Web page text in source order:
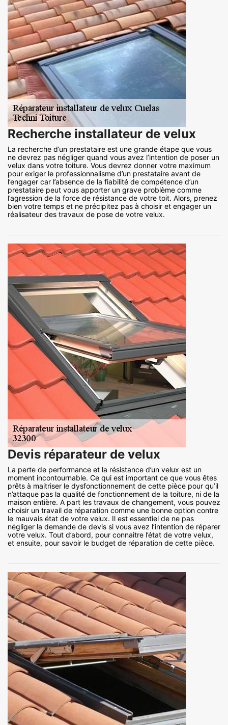
Recherche installateur de velux
La recherche d’un prestataire est une grande étape que vous
ne devrez pas négliger quand vous avez l’intention de poser un
velux dans votre toiture. Vous devrez donner votre maximum
pour exiger le professionnalisme d’un prestataire avant de
l’engager car l’absence de la fiabilité de compétence d’un
prestataire peut vous apporter un grave problème comme
l’agression de la force de résistance de votre toit. Alors, prenez
bien votre temps et ne précipitez pas à choisir et engager un
réalisateur des travaux de pose de votre velux.
Devis réparateur de velux
La perte de performance et la résistance d’un velux est un
moment incontournable. Ce qui est important ce que vous êtes
prêts à maitriser le dysfonctionnement de cette pièce pour qu’il
n’attaque pas la qualité de fonctionnement de la toiture, ni de la
maison entière. A part les travaux de changement, vous pouvez
choisir un travail de réparation comme une bonne option contre
le mauvais état de votre velux. Il est essentiel de ne pas
négliger la demande de devis si vous avez l’intention de réparer
votre velux. Tout d’abord, pour connaitre l’état de votre velux,
et ensuite, pour savoir le budget de réparation de cette pièce.